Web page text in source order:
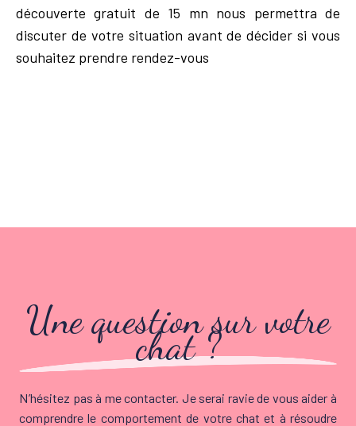
découverte gratuit de 15 mn nous permettra de
discuter de votre situation avant de décider si vous
souhaitez prendre rendez-vous
Une question sur votre
chat ?
N’hésitez pas à me contacter. Je serai ravie de vous aider à
comprendre le comportement de votre chat et à résoudre